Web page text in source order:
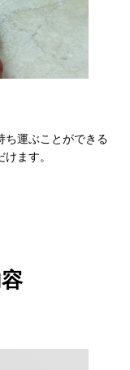
ち運ぶことができる
ます。